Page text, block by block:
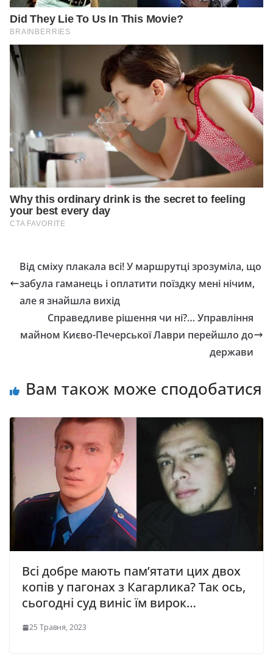
Від сміху плакала всі! У маршрутці зрозуміла, що
забула гаманець і оплатити поїздку мені нічим,
але я знайшла вихід
Справедливе рішення чи ні?… Управління
майном Києво-Печерської Лаври перейшло до
держави
Вам також може сподобатися
Всі добре мають пам’ятати цих двох
копів у пагонах з Кагарлика? Так ось,
сьогодні суд виніс їм вирок…
25 Травня, 2023